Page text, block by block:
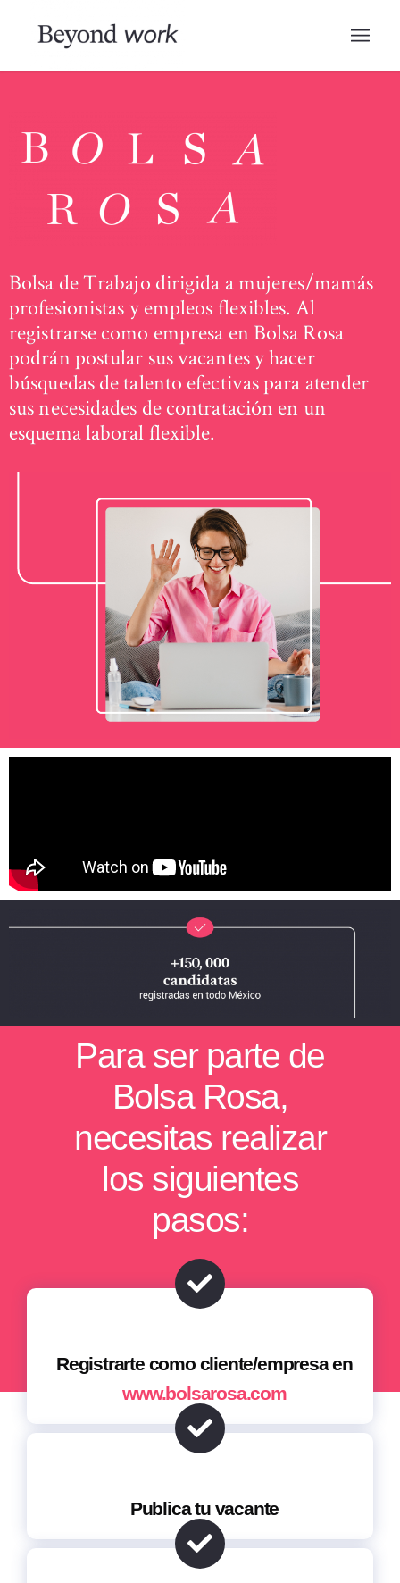
Bolsa de Trabajo dirigida a mujeres/mamás
profesionistas y empleos flexibles. Al
registrarse como empresa en Bolsa Rosa
podrán postular sus vacantes y hacer
búsquedas de talento efectivas para atender
sus necesidades de contratación en un
esquema laboral flexible.
Para ser parte de
Bolsa Rosa,
necesitas realizar
los siguientes
pasos:
Registrarte como cliente/empresa en
www.bolsarosa.com
Publica tu vacante